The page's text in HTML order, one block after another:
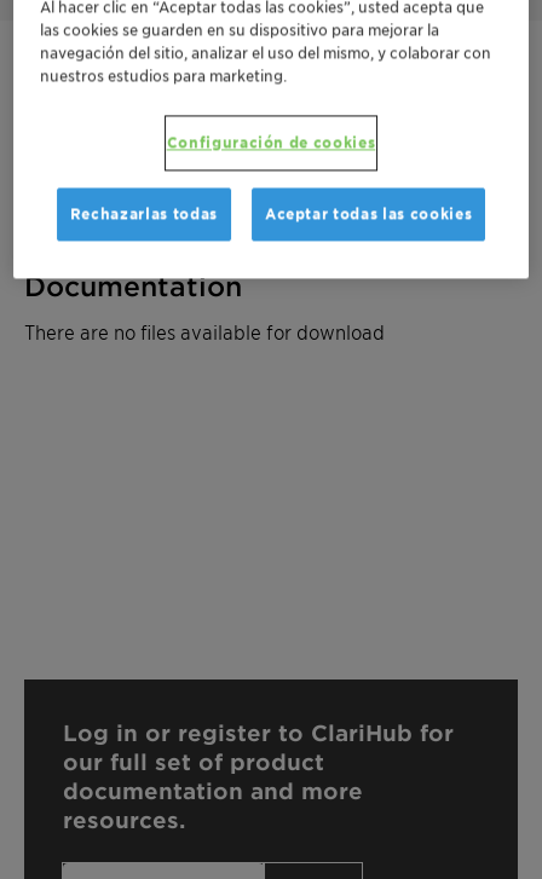
Póngase en contacto
Solicite un presupuesto
Documentation
There are no files available for download
Log in or register to ClariHub for
our full set of product
documentation and more
resources.
Al hacer clic en “Aceptar todas las cookies”, usted acepta que
las cookies se guarden en su dispositivo para mejorar la
navegación del sitio, analizar el uso del mismo, y colaborar con
nuestros estudios para marketing.
Configuración de cookies
Rechazarlas todas Aceptar todas las cookies